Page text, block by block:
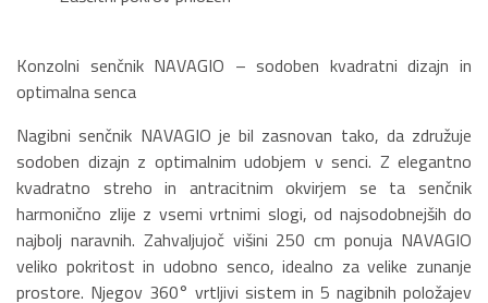
Konzolni senčnik NAVAGIO – sodoben kvadratni dizajn in
optimalna senca
Nagibni senčnik NAVAGIO je bil zasnovan tako, da združuje
sodoben dizajn z optimalnim udobjem v senci. Z elegantno
kvadratno streho in antracitnim okvirjem se ta senčnik
harmonično zlije z vsemi vrtnimi slogi, od najsodobnejših do
najbolj naravnih. Zahvaljujoč višini 250 cm ponuja NAVAGIO
veliko pokritost in udobno senco, idealno za velike zunanje
prostore. Njegov 360° vrtljivi sistem in 5 nagibnih položajev